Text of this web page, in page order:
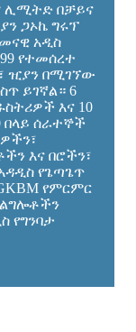
ሊሚትድ በቻይና
ጋኦኬ ግሩፕ
አዲስ
የተመሰረተ
ዢያን በሚገኘው
ይገኛል። 6
እና 10
በላይ ሰራተኞች
እና በሮችን፣
የጌጣጌጥ
የምርምር
የግንባታ